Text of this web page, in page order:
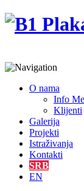
O nama
Info
Klijenti
Galerija
Projekti
Istraživanja
Kontakti
SRB
EN